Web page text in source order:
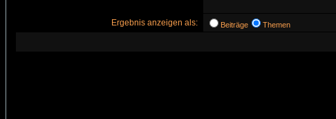
Ergebnis anzeigen als: Beiträge Themen